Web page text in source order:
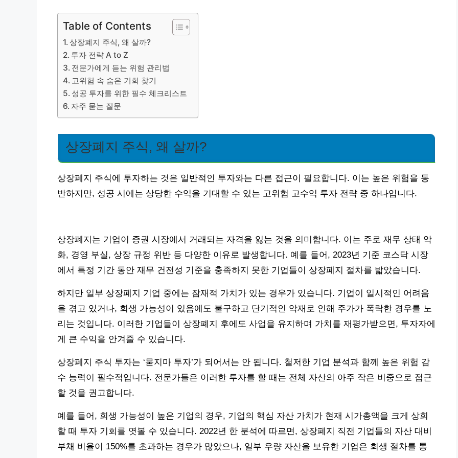
Table of Contents
상장폐지 주식, 왜 살까?
투자 전략 A to Z
전문가에게 듣는 위험 관리법
고위험 속 숨은 기회 찾기
성공 투자를 위한 필수 체크리스트
자주 묻는 질문
상장폐지 주식, 왜 살까?
상장폐지 주식에 투자하는 것은 일반적인 투자와는 다른 접근이 필요합니다. 이는 높은 위험을 동
반하지만, 성공 시에는 상당한 수익을 기대할 수 있는 고위험 고수익 투자 전략 중 하나입니다.
상장폐지는 기업이 증권 시장에서 거래되는 자격을 잃는 것을 의미합니다. 이는 주로 재무 상태 악
화, 경영 부실, 상장 규정 위반 등 다양한 이유로 발생합니다. 예를 들어, 2023년 기준 코스닥 시장
에서 특정 기간 동안 재무 건전성 기준을 충족하지 못한 기업들이 상장폐지 절차를 밟았습니다.
하지만 일부 상장폐지 기업 중에는 잠재적 가치가 있는 경우가 있습니다. 기업이 일시적인 어려움
을 겪고 있거나, 회생 가능성이 있음에도 불구하고 단기적인 악재로 인해 주가가 폭락한 경우를 노
리는 것입니다. 이러한 기업들이 상장폐지 후에도 사업을 유지하며 가치를 재평가받으면, 투자자에
게 큰 수익을 안겨줄 수 있습니다.
상장폐지 주식 투자는 ‘묻지마 투자’가 되어서는 안 됩니다. 철저한 기업 분석과 함께 높은 위험 감
수 능력이 필수적입니다. 전문가들은 이러한 투자를 할 때는 전체 자산의 아주 작은 비중으로 접근
할 것을 권고합니다.
예를 들어, 회생 가능성이 높은 기업의 경우, 기업의 핵심 자산 가치가 현재 시가총액을 크게 상회
할 때 투자 기회를 엿볼 수 있습니다. 2022년 한 분석에 따르면, 상장폐지 직전 기업들의 자산 대비
부채 비율이 150%를 초과하는 경우가 많았으나, 일부 우량 자산을 보유한 기업은 회생 절차를 통